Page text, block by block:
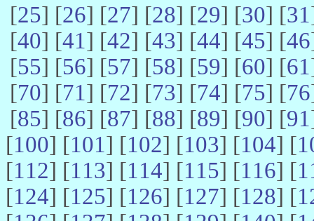
[25] [26] [27] [28] [29] [30] [31
[40] [41] [42] [43] [44] [45] [46
[55] [56] [57] [58] [59] [60] [61
[70] [71] [72] [73] [74] [75] [76
[85] [86] [87] [88] [89] [90] [91
[100] [101] [102] [103] [104] [
[112] [113] [114] [115] [116] [
[124] [125] [126] [127] [128] [